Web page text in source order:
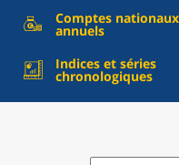
Comptes nationaux
annuels
Indices et séries
chronologiques